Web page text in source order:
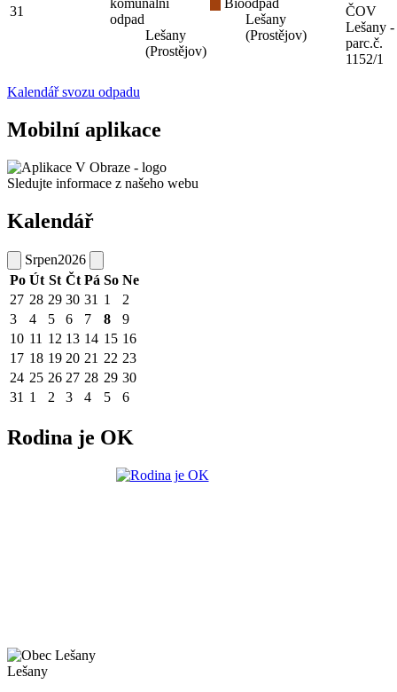
31
komunální
odpad
Lešany
(Prostějov)
Bioodpad
Lešany
(Prostějov)
ČOV
Lešany -
parc.č.
1152/1
Kalendář svozu odpadu
Mobilní aplikace
Sledujte informace z našeho webu
Kalendář
Srpen2026
Po Út St Čt Pá So Ne
27 28 29 30 31 1
2
3
4 5 6 7 8
9
10 11 12 13 14 15 16
17 18 19 20 21 22 23
24 25 26 27 28 29 30
31 1 2 3 4 5 6
Rodina je OK
Lešany